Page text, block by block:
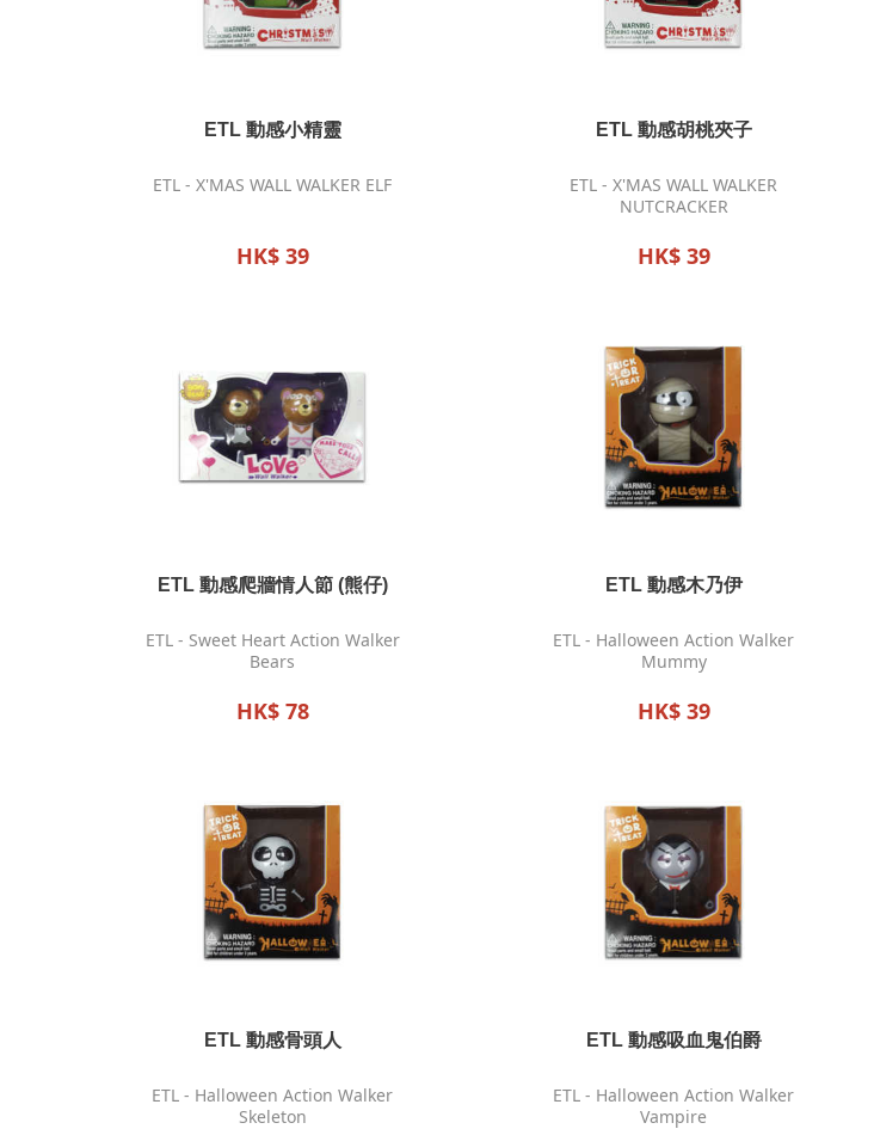
ETL 動感小精靈
ETL - X'MAS WALL WALKER ELF
HK$ 39
ETL 動感胡桃夾子
ETL - X'MAS WALL WALKER
NUTCRACKER
HK$ 39
ETL 動感爬牆情人節 (熊仔)
ETL - Sweet Heart Action Walker
Bears
HK$ 78
ETL 動感木乃伊
ETL - Halloween Action Walker
Mummy
HK$ 39
ETL 動感骨頭人
ETL - Halloween Action Walker
Skeleton
ETL 動感吸血鬼伯爵
ETL - Halloween Action Walker
Vampire